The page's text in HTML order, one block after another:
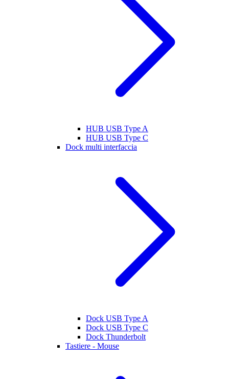
HUB USB Type A
HUB USB Type C
Dock multi interfaccia
Dock USB Type A
Dock USB Type C
Dock Thunderbolt
Tastiere - Mouse